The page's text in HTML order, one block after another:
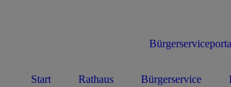
Start Rathaus Bürgerservice